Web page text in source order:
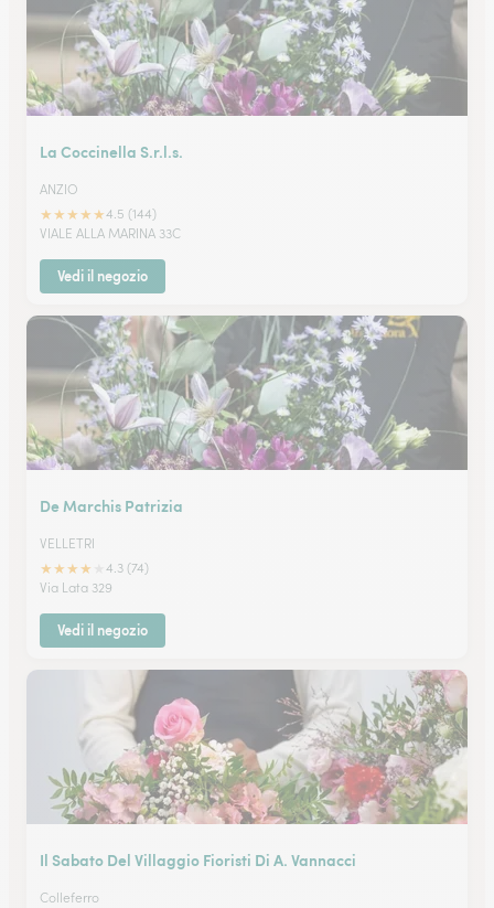
La Coccinella S.r.l.s.
ANZIO
★★★★★4.5 (144)
VIALE ALLA MARINA 33C
Vedi il negozio
De Marchis Patrizia
VELLETRI
★★★★
4.3 (74)
Via Lata 329
Vedi il negozio
Il Sabato Del Villaggio Fioristi Di A. Vannacci
Colleferro